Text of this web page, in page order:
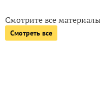
Смотрите все
Смотреть все